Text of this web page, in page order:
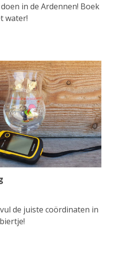
in de Ardennen! Boek
water!
de juiste coördinaten in